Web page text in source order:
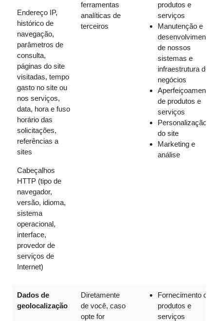
Endereço IP,
histórico de
navegação,
parâmetros de
consulta,
páginas do site
visitadas, tempo
gasto no site ou
nos serviços,
data, hora e fuso
horário das
solicitações,
referências a
sites
Cabeçalhos
HTTP (tipo de
navegador,
versão, idioma,
sistema
operacional,
interface,
provedor de
serviços de
Internet)
ferramentas
analíticas de
terceiros
produtos e
serviços
Manutenção e
desenvolvimento
de nossos
sistemas e
infraestrutura de
negócios
Aperfeiçoamento
de produtos e
serviços
Personalização
do site
Marketing e
análise
Dados de
geolocalização
Diretamente
de você, caso
opte for
Fornecimento de
produtos e
serviços